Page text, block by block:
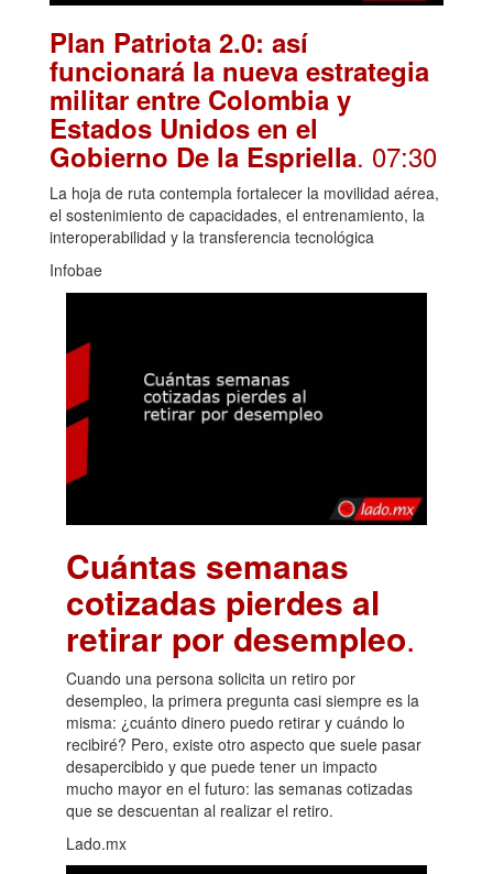
Plan Patriota 2.0: así
funcionará la nueva estrategia
militar entre Colombia y
Estados Unidos en el
Gobierno De la Espriella. 07:30
La hoja de ruta contempla fortalecer la movilidad aérea,
el sostenimiento de capacidades, el entrenamiento, la
interoperabilidad y la transferencia tecnológica
Infobae
Cuántas semanas
cotizadas pierdes al
retirar por desempleo.
Cuando una persona solicita un retiro por
desempleo, la primera pregunta casi siempre es la
misma: ¿cuánto dinero puedo retirar y cuándo lo
recibiré? Pero, existe otro aspecto que suele pasar
desapercibido y que puede tener un impacto
mucho mayor en el futuro: las semanas cotizadas
que se descuentan al realizar el retiro.
Lado.mx